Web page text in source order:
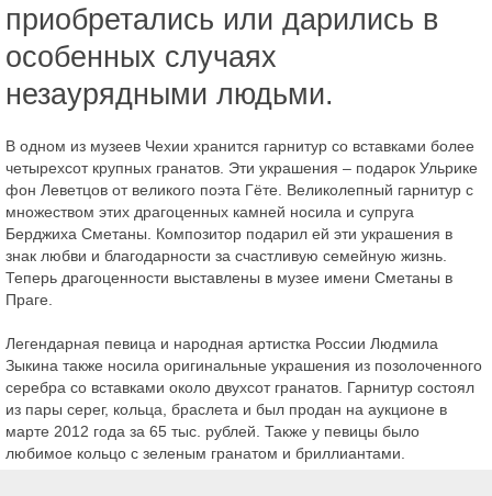
приобретались или дарились в
особенных случаях
незаурядными людьми.
В одном из музеев Чехии хранится гарнитур со вставками более
четырехсот крупных гранатов. Эти украшения – подарок Ульрике
фон Леветцов от великого поэта Гёте. Великолепный гарнитур с
множеством этих драгоценных камней носила и супруга
Берджиха Сметаны. Композитор подарил ей эти украшения в
знак любви и благодарности за счастливую семейную жизнь.
Теперь драгоценности выставлены в музее имени Сметаны в
Праге.
Легендарная певица и народная артистка России Людмила
Зыкина также носила оригинальные украшения из позолоченного
серебра со вставками около двухсот гранатов. Гарнитур состоял
из пары серег, кольца, браслета и был продан на аукционе в
марте 2012 года за 65 тыс. рублей. Также у певицы было
любимое кольцо с зеленым гранатом и бриллиантами.